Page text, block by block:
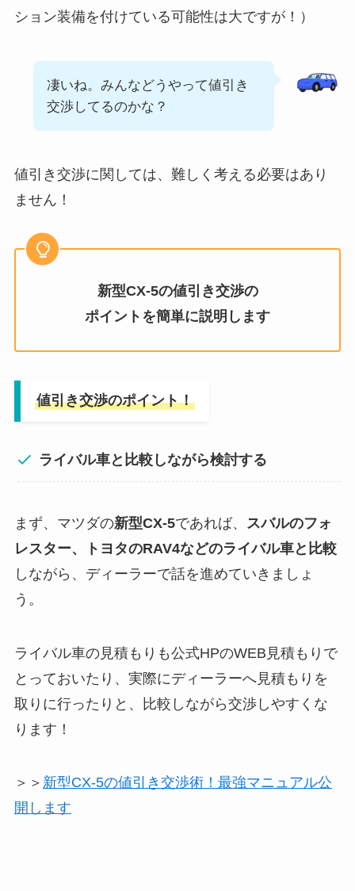
ション装備を付けている可能性は大ですが！）
凄いね。みんなどうやって値引き
交渉してるのかな？
値引き交渉に関しては、難しく考える必要はあり
ません！
新型CX-5の値引き交渉の
ポイントを簡単に説明します
値引き交渉のポイント！
ライバル車と比較しながら検討する
まず、マツダの新型CX-5であれば、
スバルのフォ
レスター、トヨタのRAV4などのライバル車と比較
しながら、ディーラーで話を進めていきましょ
う。
ライバル車の見積もりも公式HPのWEB見積もりで
とっておいたり、実際にディーラーへ見積もりを
取りに行ったりと、比較しながら交渉しやすくな
ります！
＞＞ 新型CX-5の値引き交渉術！最強マニュアル公
開します